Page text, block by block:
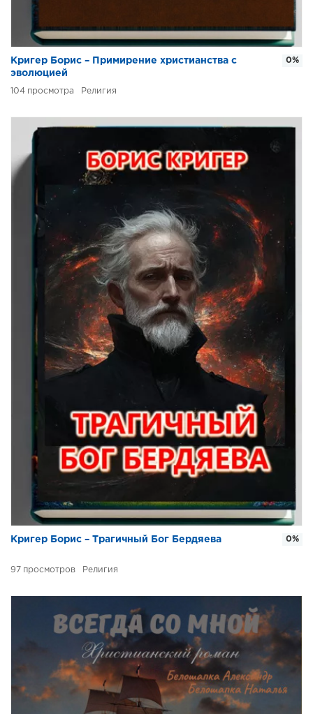
Кригер Борис – Примирение христианства с
эволюцией
104 Религия
0%
Кригер Борис – Трагичный Бог Бердяева
97 Религия
0%